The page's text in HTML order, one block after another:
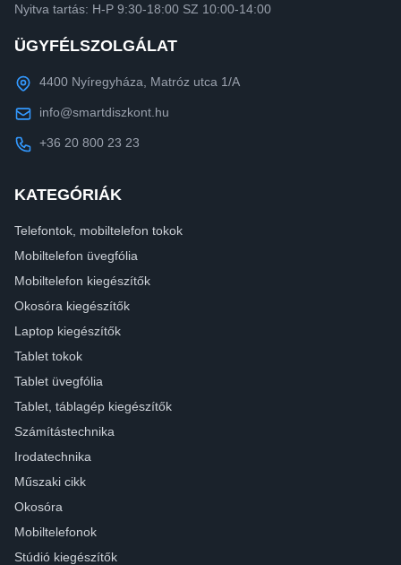
Nyitva tartás: H-P 9:30-18:00 SZ 10:00-14:00
ÜGYFÉLSZOLGÁLAT
4400 Nyíregyháza, Matróz utca 1/A
info@smartdiszkont.hu
+36 20 800 23 23
KATEGÓRIÁK
Telefontok, mobiltelefon tokok
Mobiltelefon üvegfólia
Mobiltelefon kiegészítők
Okosóra kiegészítők
Laptop kiegészítők
Tablet tokok
Tablet üvegfólia
Tablet, táblagép kiegészítők
Számítástechnika
Irodatechnika
Műszaki cikk
Okosóra
Mobiltelefonok
Stúdió kiegészítők